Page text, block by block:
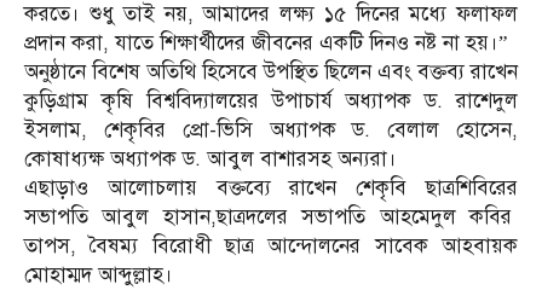
করতে। শুধু তাই নয়, আমাদের লক্ষ্য ১৫ দিনের মধ্যে ফলাফল
প্রদান করা, যাতে শিক্ষার্থীদের জীবনের একটি দিনও নষ্ট না হয়।”
অনুষ্ঠানে বিশেষ অতিথি হিসেবে উপস্থিত ছিলেন এবং বক্তব্য রাখেন
কুড়িগ্রাম কৃষি বিশ্ববিদ্যালয়ের উপাচার্য অধ্যাপক ড. রাশেদুল
ইসলাম, শেকৃবির প্রো-ভিসি অধ্যাপক ড. বেলাল হোসেন,
কোষাধ্যক্ষ অধ্যাপক ড. আবুল বাশারসহ অন্যরা।
এছাড়াও আলোচলায় বক্তব্যে রাখেন শেকৃবি ছাত্রশিবিরের
সভাপতি আবুল হাসান,ছাত্রদলের সভাপতি আহমেদুল কবির
তাপস, বৈষম্য বিরোধী ছাত্র আন্দোলনের সাবেক আহবায়ক
মোহাম্মদ আব্দুল্লাহ।